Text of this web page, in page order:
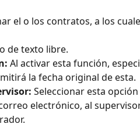
el o los contratos, a los
de texto libre.
Al activar esta función,
la fecha original de esta.
Seleccionar esta
electrónico, al